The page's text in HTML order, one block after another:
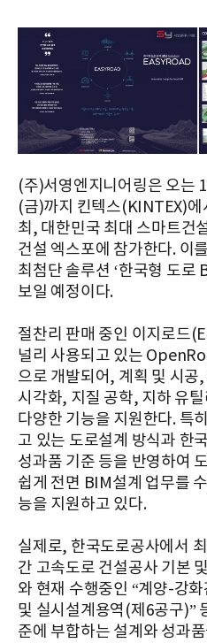
(주)서영엔지니어링은 오는
(금)까지 킨텍스(KINTEX)에
최, 대한민국 최대 스마트건
건설 엑스포에 참가한다. 이
최첨단 솔루션 ‘한국형 도로
보일 예정이다.
절찬리 판매 중인 이지로드
널리 사용되고 있는
으로 개발되어, 계획 및 시공
시각화, 지질 공학, 지하 유
다양한 기능을 지원한다. 특
고 있는 도로설계 방식과 한
성과품 기준 등을 반영하여
쉽게 전면 BIM설계 업무를
능을 지원하고 있다.
실제로, 한국도로공사에서
간 고속도로 건설공사 기본
와 현재 수행중인 “계양-강
및 실시설계용역(제6공구)”
준에 부합하는 설계와 성과